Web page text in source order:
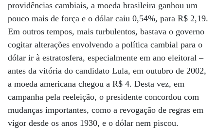
providências cambiais, a moeda brasileira ganhou um
pouco mais de força e o dólar caiu 0,54%, para R$ 2,19.
Em outros tempos, mais turbulentos, bastava o governo
cogitar alterações envolvendo a política cambial para o
dólar ir à estratosfera, especialmente em ano eleitoral –
antes da vitória do candidato Lula, em outubro de 2002,
a moeda americana chegou a R$ 4. Desta vez, em
campanha pela reeleição, o presidente concordou com
mudanças importantes, como a revogação de regras em
vigor desde os anos 1930, e o dólar nem piscou.